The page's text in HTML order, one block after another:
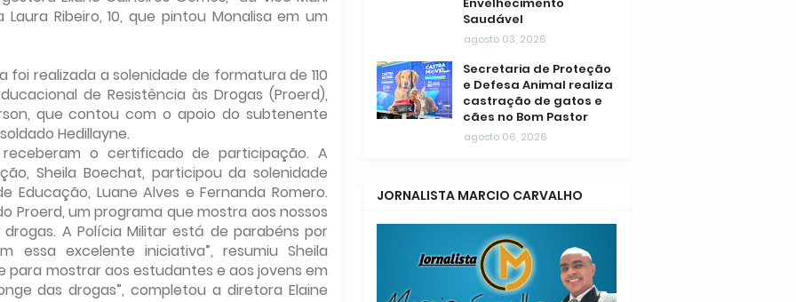
Ribeiro, 10, que pintou Monalisa em um
realizada a solenidade de formatura de 110
de Resistência às Drogas (Proerd),
que contou com o apoio do subtenente
Hedillayne.
o certificado de participação. A
Sheila Boechat, participou da solenidade
Educação, Luane Alves e Fernanda Romero.
Proerd, um programa que mostra aos nossos
A Polícia Militar está de parabéns por
essa excelente iniciativa”, resumiu Sheila
para mostrar aos estudantes e aos jovens em
das drogas”, completou a diretora Elaine
Saudável
agosto 03, 2026
Secretaria de Proteção
e Defesa Animal realiza
castração de gatos e
cães no Bom Pastor
agosto 06, 2026
JORNALISTA MARCIO CARVALHO